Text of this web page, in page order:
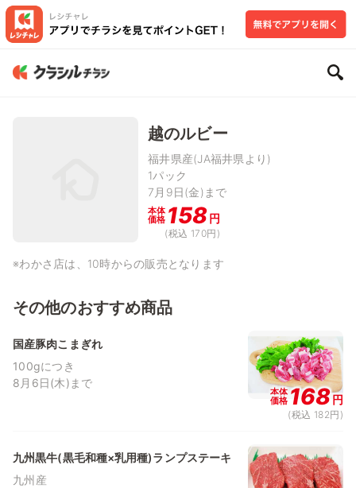
越のルビー
福井県産(JA福井県より)
1パック
7月9日(金)まで
本体
価格 158円
(税込 170円)
※わかさ店は、10時からの販売となります
その他のおすすめ商品
国産豚肉こまぎれ
100gにつき
8月6日(木)まで
本体
価格168円
(税込 182円)
九州黒牛(黒毛和種×乳用種)ランプステーキ
九州産